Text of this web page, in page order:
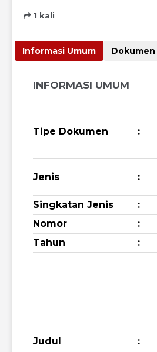
1 kali
Informasi Umum Dokumen
INFORMASI UMUM
Tipe Dokumen :
Jenis :
Singkatan Jenis
:
Nomor
:
Tahun
:
Judul :